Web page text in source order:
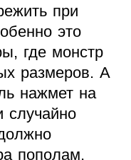
при
это
где монстр
размеров. А
нажмет на
случайно
пополам,